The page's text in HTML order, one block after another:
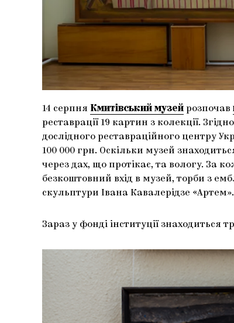
14 серпня Кмитівський музей розпочав
реставрації 19 картин з колекції.
дослідного реставраційного центру
100 000 грн. Оскільки музей
через дах, що протікає, та вологу. За
безкоштовний вхід в музей, торби з
скульптури Івана Кавалерідзе «Артем».
Зараз у фонді інституції знаходиться